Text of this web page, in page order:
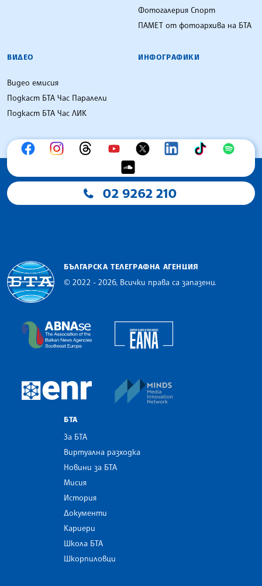
Фотогалерия Спорт
ПАМЕТ от фотоархива на БТА
ВИДЕО
Видео емисия
Подкаст БТА Час Паралели
Подкаст БТА Час ЛИК
ИНФОГРАФИКИ
02 9262 210
БЪЛГАРСКА ТЕЛЕГРАФНА АГЕНЦИЯ
© 2022 - 2026, Всички права са запазени.
The Assocoation of the Balkan News Agencies
European Newsroom
БТА
За БТА
Виртуална разходка
Новини за БТА
Мисия
История
Документи
Кариери
Школа БТА
Шкорпиловци